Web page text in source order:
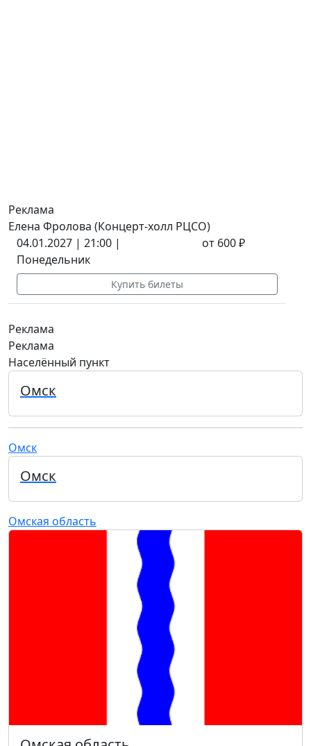
Реклама
Елена Фролова (Концерт-холл РЦСО)
04.01.2027 | 21:00 |
Понедельник
от 600 ₽
Купить билеты
Реклама
Реклама
Населённый пункт
Омск
Омск
Омск
Омская область